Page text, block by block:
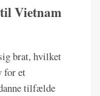
Vietnam
brat, hvilket
for et
tilfælde